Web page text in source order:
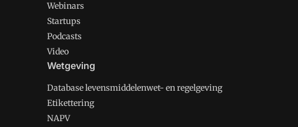
Webinars
Startups
Podcasts
Video
Wetgeving
Database levensmiddelenwet- en regelgeving
Etikettering
NAPV